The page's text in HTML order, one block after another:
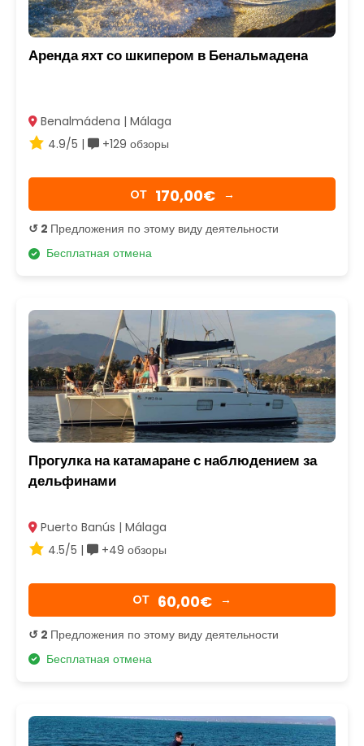
Аренда яхт со шкипером в Бенальмадена
Benalmádena | Málaga
4.9/5 |
+129 обзоры
OТ 170,00€ →
↺ 2 Предложения по этому виду деятельности
Бесплатная отмена
Прогулка на катамаране с наблюдением за
дельфинами
Puerto Banús | Málaga
4.5/5 |
+49 обзоры
OТ 60,00€ →
↺ 2 Предложения по этому виду деятельности
Бесплатная отмена